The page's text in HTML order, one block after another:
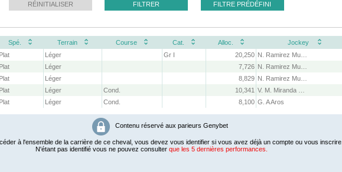
RÉINITIALISER FILTRER FILTRE PRÉDÉFINI
Spé. Terrain Course Cat. Alloc. Jockey
Plat Léger Gr I 20,250
Plat Léger 7,726
Plat Léger 8,829
Plat Léger Cond. 10,341
Plat Léger Cond. 8,100 G. A Aros
Contenu réservé aux parieurs Genybet
à l'ensemble de la carrière de ce cheval, vous devez vous identifier si vous avez déjà un compte ou vous inscrire.
N'étant pas identifié vous ne pouvez consulter que les 5 dernières performances.